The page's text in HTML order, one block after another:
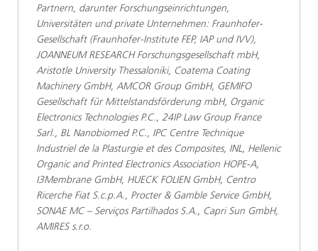
Partnern, darunter Forschungseinrichtungen,
Universitäten und private Unternehmen: Fraunhofer-
Gesellschaft (Fraunhofer-Institute FEP, IAP und IVV),
JOANNEUM RESEARCH Forschungsgesellschaft mbH,
Aristotle University Thessaloniki, Coatema Coating
Machinery GmbH, AMCOR Group GmbH, GEMIFO
Gesellschaft für Mittelstandsförderung mbH, Organic
Electronics Technologies P.C., 24IP Law Group France
Sarl., BL Nanobiomed P.C., IPC Centre Technique
Industriel de la Plasturgie et des Composites, INL, Hellenic
Organic and Printed Electronics Association HOPE-A,
I3Membrane GmbH, HUECK FOLIEN GmbH, Centro
Ricerche Fiat S.c.p.A., Procter & Gamble Service GmbH,
SONAE MC – Serviços Partilhados S.A., Capri Sun GmbH,
AMIRES s.r.o.